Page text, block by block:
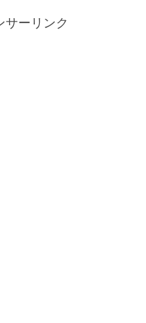
サーリンク